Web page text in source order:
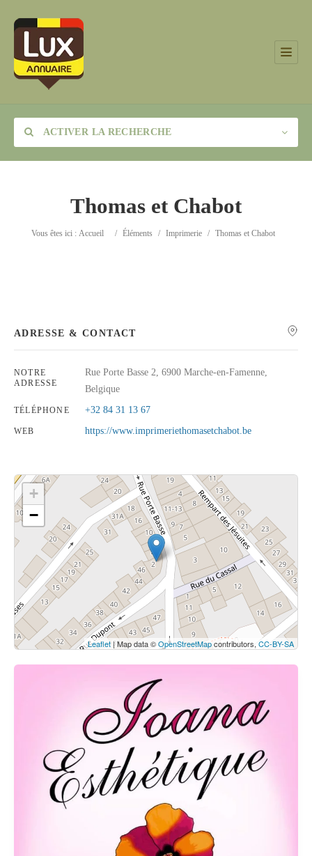
ACTIVER LA RECHERCHE
Catégorie
Rechercher
Thomas et Chabot
Vous êtes ici : Accueil / Éléments / Imprimerie / Thomas et Chabot
ADRESSE & CONTACT
NOTRE
ADRESSE
Rue Porte Basse 2, 6900 Marche-en-Famenne,
Belgique
TÉLÉPHONE +32 84 31 13 67
WEB https://www.imprimeriethomasetchabot.be
Cliquez sur le bouton pour afficher la carte.
Voir la carte
+
−
Leaflet| Map data ©OpenStreetMapcontributors, CC-BY-SA